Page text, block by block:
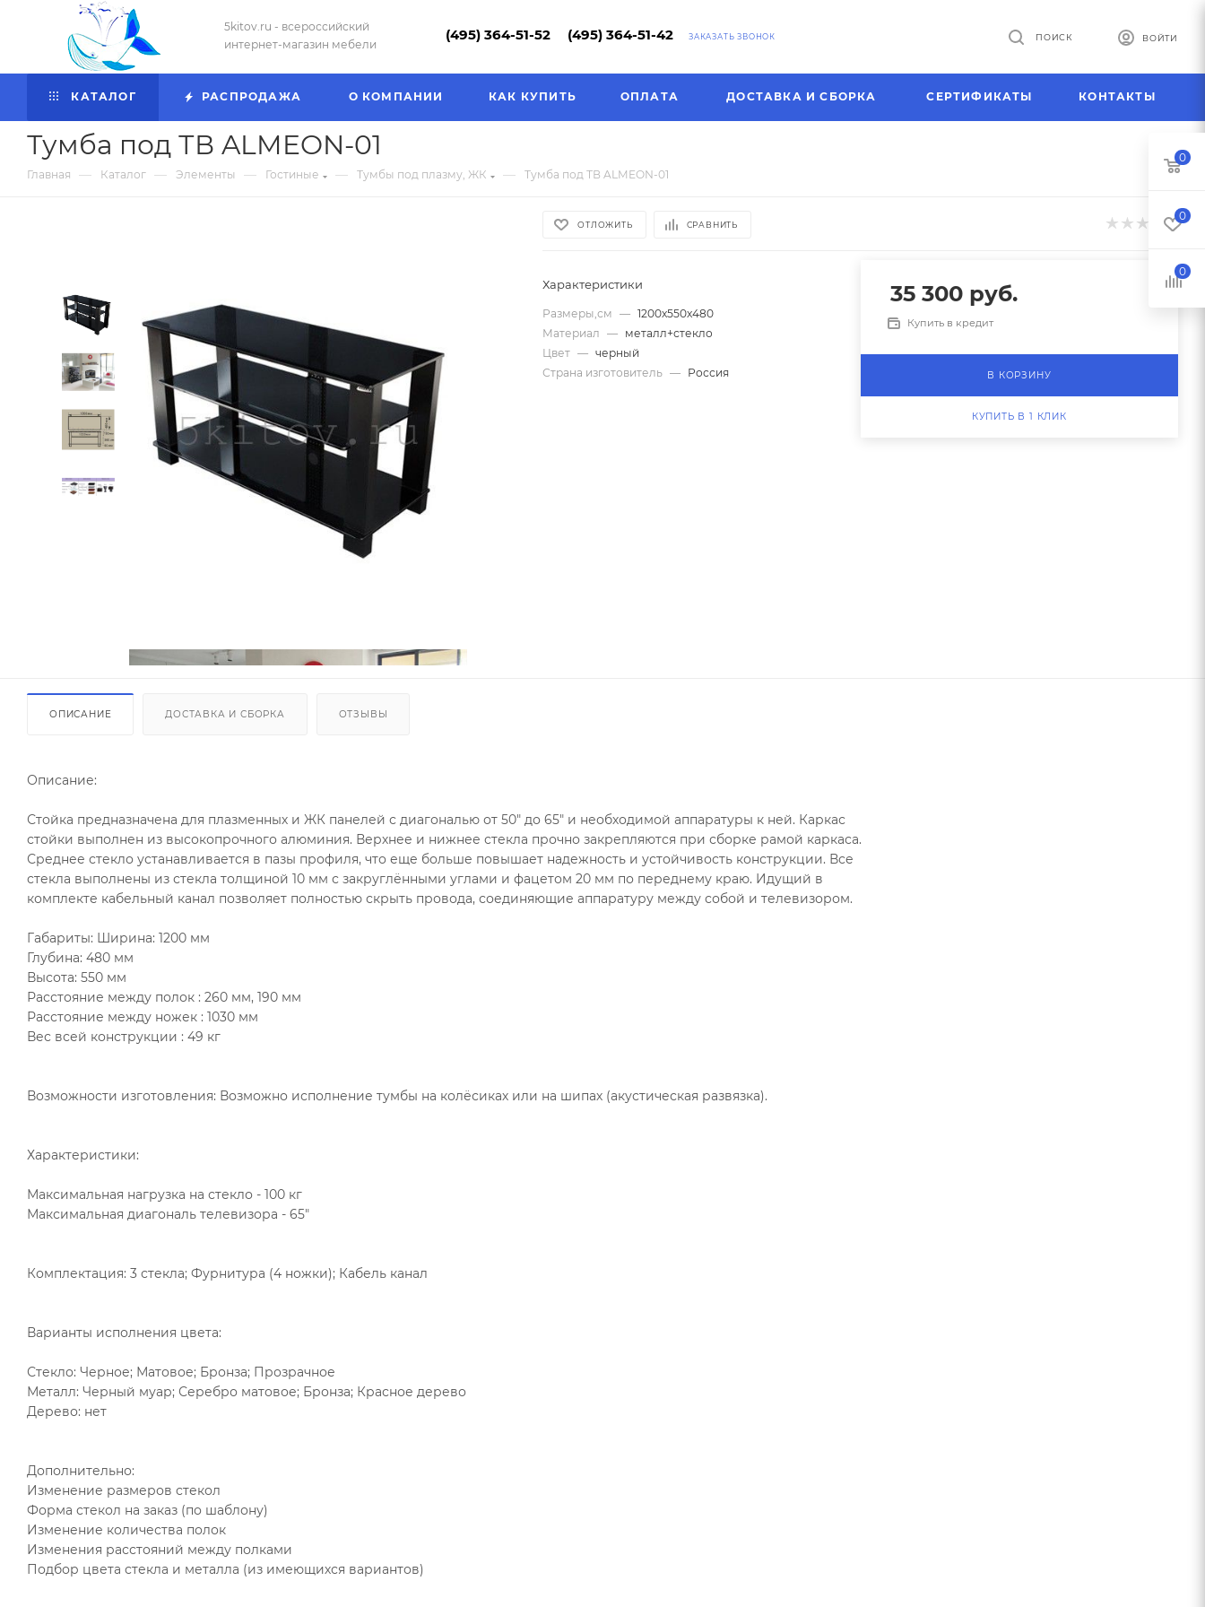
5kitov.ru - всероссийский
интернет-магазин мебели
(495) 364-51-52 (495) 364-51-42 ЗАКАЗАТЬ ЗВОНОК ВОЙТИ
ПОИСК
КАТАЛОГ РАСПРОДАЖА О КОМПАНИИ КАК КУПИТЬ ОПЛАТА ДОСТАВКА И СБОРКА СЕРТИФИКАТЫ КОНТАКТЫ
Тумба под ТВ ALMEON-01
Главная — Каталог — Элементы — Гостиные — Тумбы под плазму, ЖК — Тумба под ТВ ALMEON-01
ОТЛОЖИТЬ СРАВНИТЬ
Характеристики
Размеры,см — 1200х550х480
Материал
— металл+стекло
Цвет — черный
Страна изготовитель — Россия
35 300руб.
Купить в кредит
В КОРЗИНУ
КУПИТЬ В 1 КЛИК
ОПИСАНИЕ ДОСТАВКА И СБОРКА ОТЗЫВЫ
Описание:
Стойка предназначена для плазменных и ЖК панелей с диагональю от 50" до 65" и необходимой аппаратуры к ней. Каркас
стойки выполнен из высокопрочного алюминия. Верхнее и нижнее стекла прочно закрепляются при сборке рамой каркаса.
Среднее стекло устанавливается в пазы профиля, что еще больше повышает надежность и устойчивость конструкции. Все
стекла выполнены из стекла толщиной 10 мм с закруглёнными углами и фацетом 20 мм по переднему краю. Идущий в
комплекте кабельный канал позволяет полностью скрыть провода, соединяющие аппаратуру между собой и телевизором.
Габариты: Ширина: 1200 мм
Глубина: 480 мм
Высота: 550 мм
Расстояние между полок : 260 мм, 190 мм
Расстояние между ножек : 1030 мм
Вес всей конструкции : 49 кг
Возможности изготовления: Возможно исполнение тумбы на колёсиках или на шипах (акустическая развязка).
Характеристики:
Максимальная нагрузка на стекло - 100 кг
Максимальная диагональ телевизора - 65"
Комплектация: 3 стекла; Фурнитура (4 ножки); Кабель канал
Варианты исполнения цвета:
Стекло: Черное; Матовое; Бронза; Прозрачное
Металл: Черный муар; Серебро матовое; Бронза; Красное дерево
Дерево: нет
Дополнительно:
Изменение размеров стекол
Форма стекол на заказ (по шаблону)
Изменение количества полок
Изменения расстояний между полками
Подбор цвета стекла и металла (из имеющихся вариантов)
0
0
0